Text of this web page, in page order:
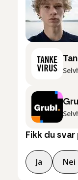
Fikk du
Ja Nei